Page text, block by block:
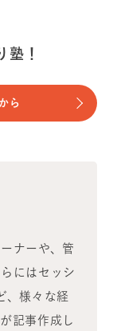
塾！
ら
ナーや、管
にはセッシ
、様々な経
記事作成し